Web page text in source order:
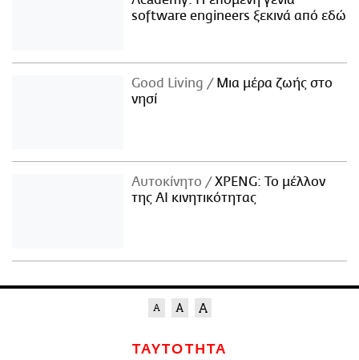
software engineers ξεκινά από εδώ
Good Living
Μια μέρα ζωής στο
νησί
Αυτοκίνητο
XPENG: Το μέλλον
της AI κινητικότητας
ΤΑΥΤΟΤΗΤΑ